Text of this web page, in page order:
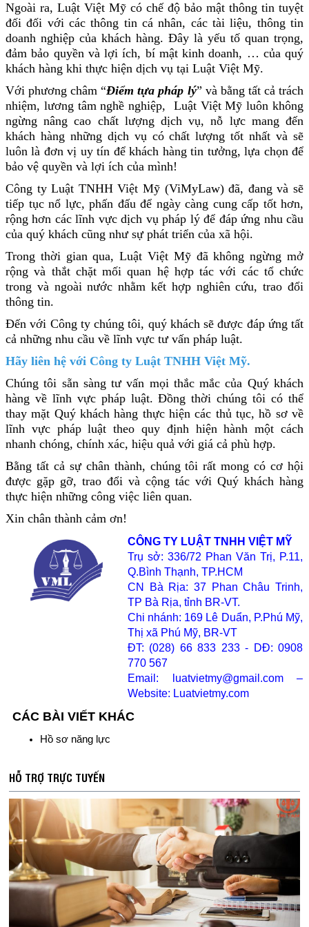
Ngoài ra, Luật Việt Mỹ có chế độ bảo mật thông tin tuyệt
đối đối với các thông tin cá nhân, các tài liệu, thông tin
doanh nghiệp của khách hàng. Đây là yếu tố quan trọng,
đảm bảo quyền và lợi ích, bí mật kinh doanh, … của quý
khách hàng khi thực hiện dịch vụ tại Luật Việt Mỹ.
Với phương châm “Điểm tựa pháp lý” và bằng tất cả trách
nhiệm, lương tâm nghề nghiệp, Luật Việt Mỹ luôn không
ngừng nâng cao chất lượng dịch vụ, nỗ lực mang đến
khách hàng những dịch vụ có chất lượng tốt nhất và sẽ
luôn là đơn vị uy tín để khách hàng tin tưởng, lựa chọn để
bảo vệ quyền và lợi ích của mình!
Công ty Luật TNHH Việt Mỹ (ViMyLaw) đã, đang và sẽ
tiếp tục nổ lực, phấn đấu để ngày càng cung cấp tốt hơn,
rộng hơn các lĩnh vực dịch vụ pháp lý để đáp ứng nhu cầu
của quý khách cũng như sự phát triển của xã hội.
Trong thời gian qua, Luật Việt Mỹ đã không ngừng mở
rộng và thắt chặt mối quan hệ hợp tác với các tổ chức
trong và ngoài nước nhằm kết hợp nghiên cứu, trao đổi
thông tin.
Đến với Công ty chúng tôi, quý khách sẽ được đáp ứng tất
cả những nhu cầu về lĩnh vực tư vấn pháp luật.
Hãy liên hệ với Công ty Luật TNHH Việt Mỹ.
Chúng tôi sẵn sàng tư vấn mọi thắc mắc của Quý khách
hàng về lĩnh vực pháp luật. Đồng thời chúng tôi có thể
thay mặt Quý khách hàng thực hiện các thủ tục, hồ sơ về
lĩnh vực pháp luật theo quy định hiện hành một cách
nhanh chóng, chính xác, hiệu quả với giá cả phù hợp.
Bằng tất cả sự chân thành, chúng tôi rất mong có cơ hội
được gặp gỡ, trao đổi và cộng tác với Quý khách hàng
thực hiện những công việc liên quan.
Xin chân thành cảm ơn!
CÔNG TY LUẬT TNHH VIỆT MỸ
Trụ sở: 336/72 Phan Văn Trị, P.11,
Q.Bình Thạnh, TP.HCM
CN Bà Rịa: 37 Phan Châu Trinh,
TP Bà Rịa, tỉnh BR-VT.
Chi nhánh: 169 Lê Duẩn, P.Phú Mỹ,
Thị xã Phú Mỹ, BR-VT
ĐT: (028) 66 833 233 - DĐ: 0908
770 567
Email:
luatvietmy@gmail.com–
Website: Luatvietmy.com
CÁC BÀI VIẾT KHÁC
Hồ sơ năng lực
HỖ TRỢ TRỰC TUYẾN